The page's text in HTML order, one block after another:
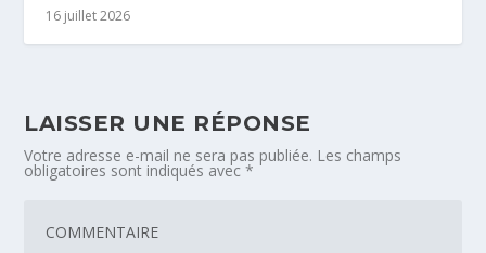
16 juillet 2026
LAISSER UNE RÉPONSE
Votre adresse e-mail ne sera pas publiée. Les champs
obligatoires sont indiqués avec*